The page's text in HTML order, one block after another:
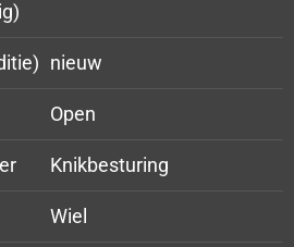
nieuw
Open
Knikbesturing
Wiel